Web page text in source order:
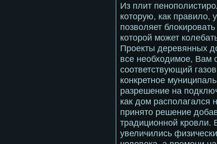
Из плит
которую, как правило,
позволяет
которой может
Проекты деревянных
все необходимое, Вам
соответствующий
конкретное
разрешение на
как дом располагался
принято решение
традиционной кровли.
увеличились